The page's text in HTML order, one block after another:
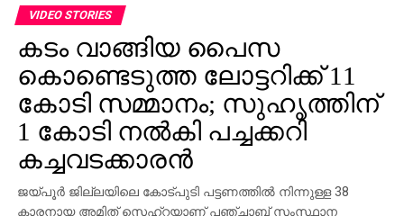
ആവശ്യപ്പെടുന്നതാണ് സാധാരണ രീതി. ചിലര്‍
മാല്‍വെയര്‍ ഇന്‍സ്റ്റാള്‍ ചെയ്യാനോ ഡാറ്റ
മോഷ്ടിക്കാനോ ലക്ഷ്യമിട്ടുള്ള വ്യാജ അഭിമുഖ
സോഫ്റ്റ്‌വെയറുകളും അയക്കുന്നു. ഇത്തരം തട്ടിപ്പുകള്‍
വ്യക്തികള്‍ക്കും സ്ഥാപനങ്ങള്‍ക്കും ഗുരുതരമായ
ഭീഷണിയാണെന്ന് ഗൂഗിള്‍ മുന്നറിയിപ്പ് നല്‍കി.
നിയമാനുസൃത തൊഴിലുടമകള്‍ ഒരിക്കലും സാമ്പത്തിക
വിവരങ്ങളോ പേയ്‌മെന്റെ് ആവശ്യങ്ങളോ
ഉന്നയിക്കില്ലെന്നും ഉപയോക്താക്കള്‍ ഓണ്‍ലൈനില്‍
കൂടുതല്‍ ജാഗ്രത പാലിക്കണമെന്നും ഗൂഗിള്‍
VIDEO STORIES
കടം വാങ്ങിയ പൈസ
കൊണ്ടെടുത്ത ലോട്ടറിക്ക് 11
കോടി സമ്മാനം; സുഹൃത്തിന്
1 കോടി നല്‍കി പച്ചക്കറി
കച്ചവടക്കാരന്‍
ജയ്പൂര്‍ ജില്ലയിലെ കോട്പുടി പട്ടണത്തില്‍ നിന്നുള്ള 38
കാരനായ അമിത് സെഹ്‌റയാണ് പഞ്ചാബ് സംസ്ഥാന